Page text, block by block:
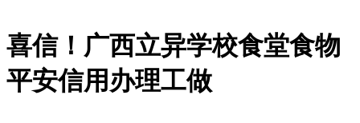
喜信！广西立异学校食堂食物
平安信用办理工做